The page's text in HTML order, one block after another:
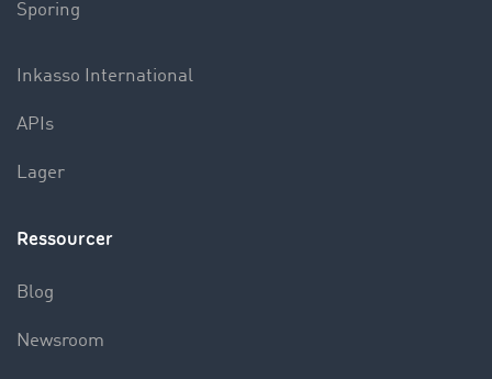
Sporing
Inkasso International
APIs
Lager
Ressourcer
Blog
Newsroom